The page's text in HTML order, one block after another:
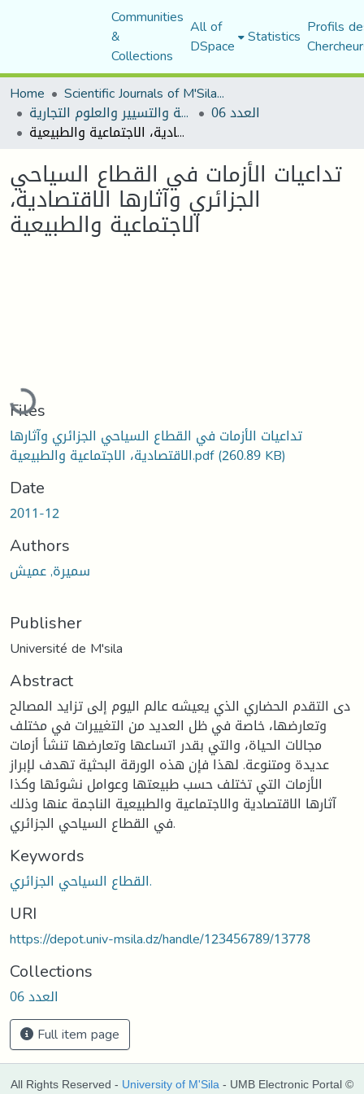
Communities
&
Collections
All of
DSpace Statistics Profils
Home
Scientific Journals of M'Sila University
مجلة العلوم الاقتصادية والتسيير والعلوم التجارية العدد 06
تداعيات الأزمات في القطاع السياحي الجزائري وآثارها الاقتصادية، الاجتماعية والطبيعية
تداعيات الأزمات في القطاع السياحي
الجزائري وآثارها الاقتصادية،
الاجتماعية والطبيعية
Loading...
Files
تداعيات الأزمات في القطاع السياحي الجزائري وآثارها
الاقتصادية، الاجتماعية والطبيعية.pdf(260.89 KB)
Date
2011-12
Authors
سميرة, عميش
Publisher
Université de M'sila
Abstract
دى التقدم الحضاري الذي يعيشه عالم اليوم إلى تزايد المصالح
وتعارضها، خاصة في ظل العديد من التغييرات في مختلف
مجالات الحياة، والتي بقدر اتساعها وتعارضها تنشأ أزمات
عديدة ومتنوعة. لهذا فإن هذه الورقة البحثية تهدف لإبراز
الأزمات التي تختلف حسب طبيعتها وعوامل نشوئها وكذا
آثارها الاقتصادية والاجتماعية والطبيعية الناجمة عنها وذلك
في القطاع السياحي الجزائري.
Keywords
القطاع السياحي الجزائري.
URI
https://depot.univ-msila.dz/handle/123456789/13778
Collections
العدد 06
Full item page
All Rights Reserved - University of M'Sila - UMB Electronic Portal ©